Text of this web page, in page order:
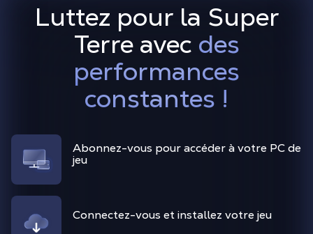
Luttez pour la Super
Terre avec des
performances
constantes !
Abonnez-vous pour accéder à votre PC de
jeu
Connectez-vous et installez votre jeu